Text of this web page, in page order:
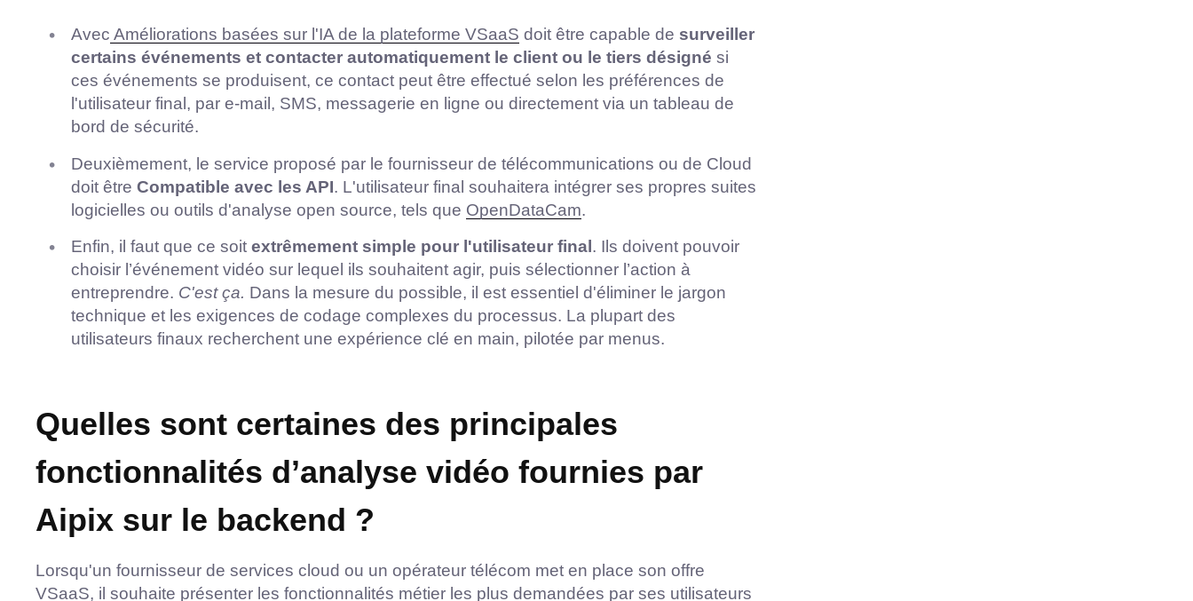
Avec Améliorations basées sur l'IA de la plateforme VSaaS doit être capable de surveiller
certains événements et contacter automatiquement le client ou le tiers désigné si
ces événements se produisent, ce contact peut être effectué selon les préférences de
l'utilisateur final, par e-mail, SMS, messagerie en ligne ou directement via un tableau de
bord de sécurité.
Deuxièmement, le service proposé par le fournisseur de télécommunications ou de Cloud
doit être Compatible avec les API. L'utilisateur final souhaitera intégrer ses propres suites
logicielles ou outils d'analyse open source, tels que OpenDataCam.
Enfin, il faut que ce soit extrêmement simple pour l'utilisateur final. Ils doivent pouvoir
choisir l’événement vidéo sur lequel ils souhaitent agir, puis sélectionner l’action à
entreprendre. C'est ça. Dans la mesure du possible, il est essentiel d'éliminer le jargon
technique et les exigences de codage complexes du processus. La plupart des
utilisateurs finaux recherchent une expérience clé en main, pilotée par menus.
Quelles sont certaines des principales
fonctionnalités d’analyse vidéo fournies par
Aipix sur le backend ?
Lorsqu'un fournisseur de services cloud ou un opérateur télécom met en place son offre
VSaaS, il souhaite présenter les fonctionnalités métier les plus demandées par ses utilisateurs